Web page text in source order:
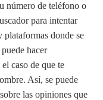
número de teléfono o
para intentar
plataformas donde se
hacer
caso de que te
Así, se puede
las opiniones que